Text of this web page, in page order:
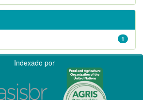
1
Indexado por